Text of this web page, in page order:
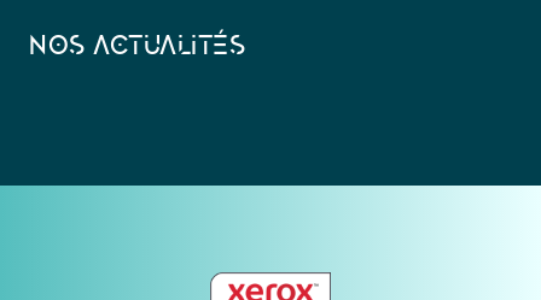
NOS ACTUALITÉS